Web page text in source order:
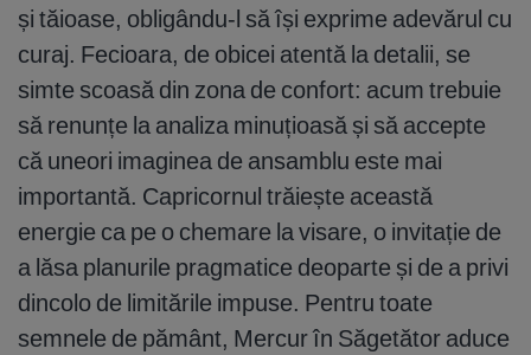
și tăioase, obligându-l să își exprime adevărul cu
curaj. Fecioara, de obicei atentă la detalii, se
simte scoasă din zona de confort: acum trebuie
să renunțe la analiza minuțioasă și să accepte
că uneori imaginea de ansamblu este mai
importantă. Capricornul trăiește această
energie ca pe o chemare la visare, o invitație de
a lăsa planurile pragmatice deoparte și de a privi
dincolo de limitările impuse. Pentru toate
semnele de pământ, Mercur în Săgetător aduce